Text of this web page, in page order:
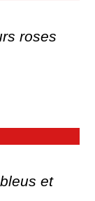
roses
et